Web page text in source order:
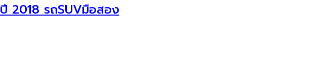
2018 รถSUVมือสอง